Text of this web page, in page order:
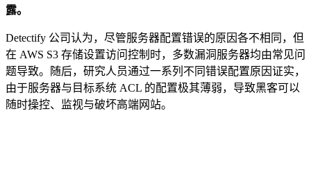
露。
Detectify 公司认为，尽管服务器配置错误的原因各不相同，但
在 AWS S3 存储设置访问控制时，多数漏洞服务器均由常见问
题导致。随后，研究人员通过一系列不同错误配置原因证实，
由于服务器与目标系统 ACL 的配置极其薄弱，导致黑客可以
随时操控、监视与破坏高端网站。